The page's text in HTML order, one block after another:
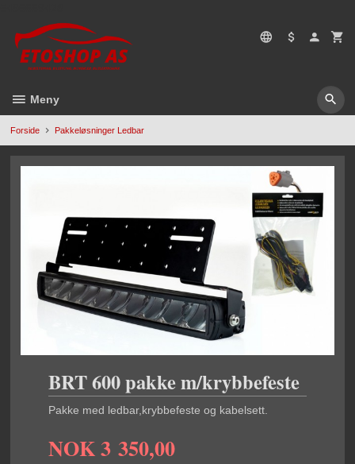
til
innholdet
Meny
Forside Pakkeløsninger Ledbar
BRT 600 pakke m/krybbefeste
Pakke med ledbar,krybbefeste og kabelsett.
NOK3 350,00